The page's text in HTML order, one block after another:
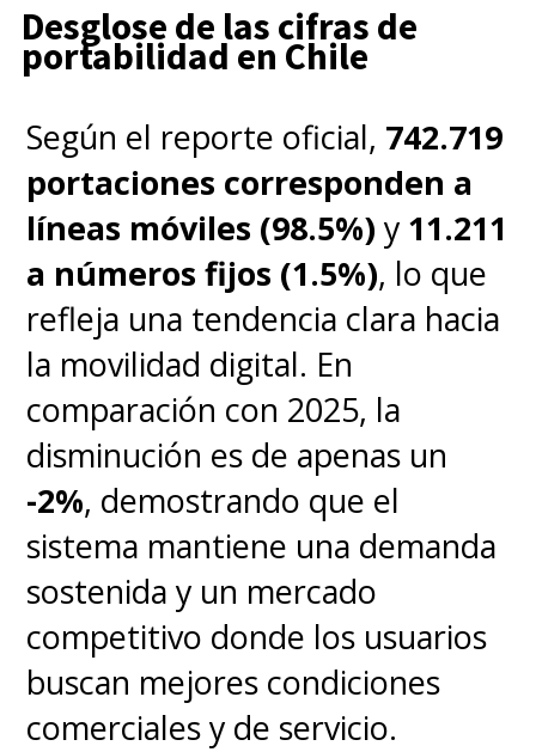
Desglose de las cifras de
portabilidad en Chile
Según el reporte oficial, 742.719
portaciones corresponden a
líneas móviles (98.5%) y 11.211
a números fijos (1.5%), lo que
refleja una tendencia clara hacia
la movilidad digital. En
comparación con 2025, la
disminución es de apenas un
-2%, demostrando que el
sistema mantiene una demanda
sostenida y un mercado
competitivo donde los usuarios
buscan mejores condiciones
comerciales y de servicio.